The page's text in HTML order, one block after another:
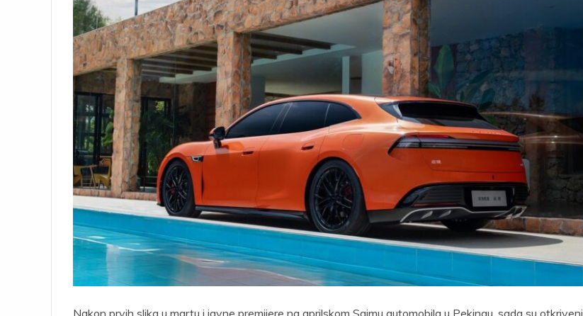
Nakon prvih slika u martu i javne premijere na aprilskom Sajmu automobila u Pekingu, sada su otkriveni